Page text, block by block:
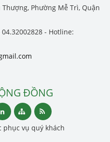
Phường Mễ Trì, Quận
- Hotline:
ĐỒNG
phục vụ quý khách